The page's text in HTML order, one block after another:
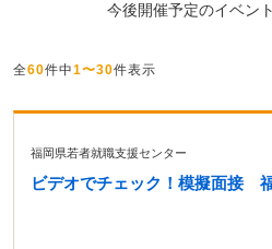
今後開催予定のイベン
全60件中1〜30件表示
福岡県若者就職支援センター
ビデオでチェック！模擬面接